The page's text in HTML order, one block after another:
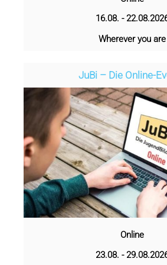
16.08. -
Wherever you are
JuBi – Die Online-
Online
23.08. -